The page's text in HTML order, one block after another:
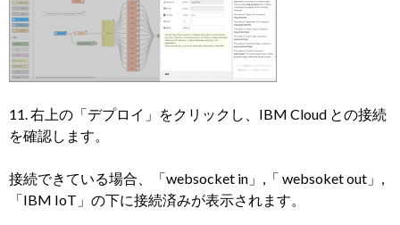
11. 右上の「デプロイ」をクリックし、IBM Cloud との接続
を確認します。
接続できている場合、「websocket in」,「 websoket out」,
「IBM IoT」の下に接続済みが表示されます。